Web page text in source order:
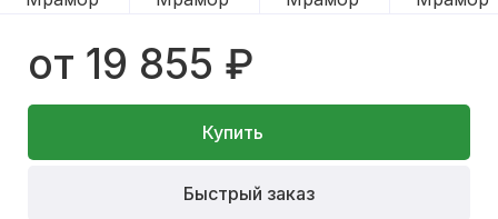
от 19 855 ₽
Купить
Быстрый заказ